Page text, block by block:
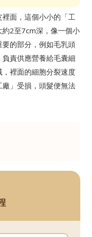
面，這個小小的「工
2至7cm深，像一個小
的部分，例如毛乳頭
責供應營養給毛囊細
裡面的細胞分裂速度
」受損，頭髮便無法